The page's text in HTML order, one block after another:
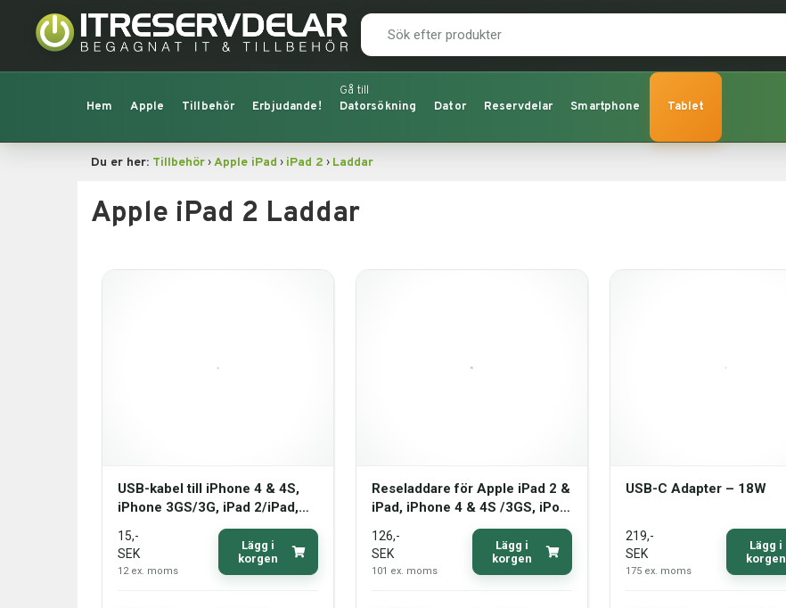
Hem Apple Tillbehör Erbjudande! Datorsökning Dator Reservdelar Smartphone Tablet
Du er her: Tillbehör›Apple iPad › iPad 2 › Laddar
Apple iPad 2 Laddar
USB-kabel till iPhone 4 & 4S,
iPhone 3GS/3G, iPad 2/iPad,
iPod Touch, längd: 1 meter.
(vit)
15,-
SEK
12ex. moms
Lägg i
korgen
Reseladdare för Apple iPad 2 &
iPad, iPhone 4 & 4S /3GS, iPod
126,-
SEK
101 ex. moms
Lägg i
korgen
USB-C Adapter – 18W
219,-
SEK
175 ex. moms
Lägg i
korgen